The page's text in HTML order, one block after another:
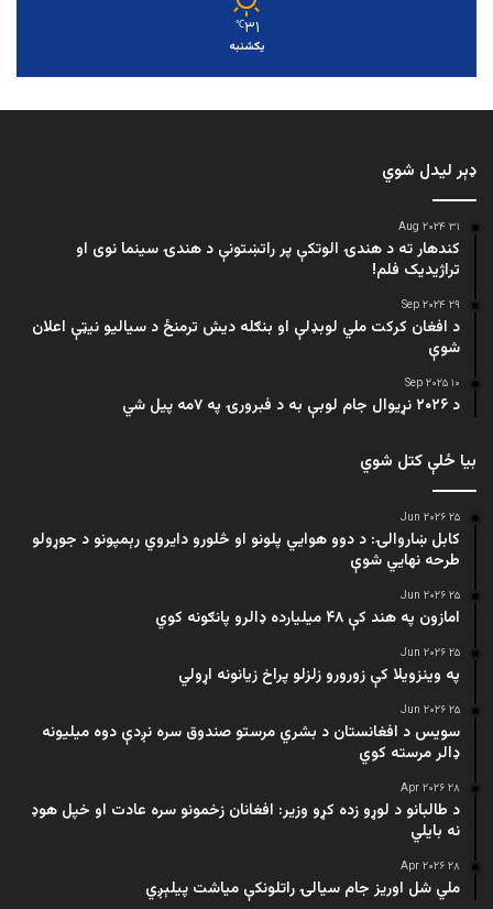
۳۱℃
یکشنبه
ډېر لیدل شوي
۳۱ Aug ۲۰۲۴
کندهار ته د هندۍ الوتکې پر راتښتونې د هندۍ سینما نوی او
تراژيديک فلم!
۲۹ Sep ۲۰۲۴
د افغان کرکت ملي لوبډلې او بنګله دیش ترمنځ د سیالیو نیټې اعلان
شوې
۱۰ Sep ۲۰۲۵
د ۲۰۲۶ نړیوال جام لوبې به د فبرورۍ په ۷مه پیل شي
بیا ځلې کتل شوي
۲۵ Jun ۲۰۲۶
کابل ښاروالۍ: د دوو هوايي پلونو او څلورو دایروي رېمپونو د جوړولو
طرحه نهایي شوې
۲۵ Jun ۲۰۲۶
امازون په هند کې ۴۸ میلیارده ډالرو پانګونه کوي
۲۵ Jun ۲۰۲۶
په وینزویلا کې زورورو زلزلو پراخ زیانونه اړولي
۲۵ Jun ۲۰۲۶
سویس د افغانستان د بشري مرستو صندوق سره نږدې دوه میلیونه
ډالر مرسته کوي
۲۸ Apr ۲۰۲۶
د طالبانو د لوړو زده کړو وزیر: افغانان زخمونو سره عادت او خپل هوډ
نه بایلي
۲۸ Apr ۲۰۲۶
ملي شل اوریز جام سیالۍ راتلونکې میاشت پیلېږي